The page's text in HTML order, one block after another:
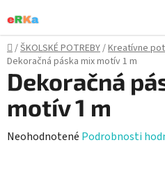
na
obsah
Domov
/ŠKOLSKÉ POTREBY/Kreatívne
Dekoračná páska mix motív 1 m
Dekoračná
motív 1 m
Priemerné
Neohodnotené Podrobnosti